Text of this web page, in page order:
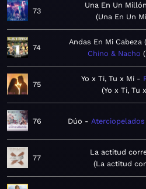
73
Una En Un Millón
Una En Un
74
Andas En Mi Cabeza
Chino & Nacho
75
Yo x Ti, Tu x Mi
Yo x Ti, Tu
76 Dúo Aterciopelados
77
La actitud
La actitud